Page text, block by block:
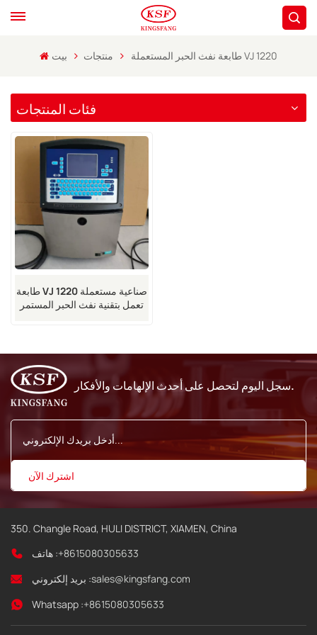
بيت منتجات طابعة نفث الحبر المستعملة VJ 1220
فئات المنتجات
طابعة VJ 1220 صناعية مستعملة
تعمل بتقنية نفث الحبر المستمر
سجل اليوم لتحصل على أحدث الإلهامات والأفكار.
350. Changle Road, HULI DISTRICT, XIAMEN, China
هاتف :+8615080305633
بريد إلكتروني :sales@kingsfang.com
Whatsapp :+8615080305633